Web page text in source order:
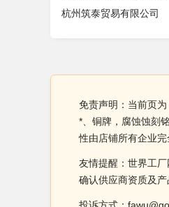
杭州筑泰贸易有限公司
免责声明：当前页
*、铜牌，腐蚀蚀刻
性由店铺所有企业
友情提醒：世界工
确认供应商资质及